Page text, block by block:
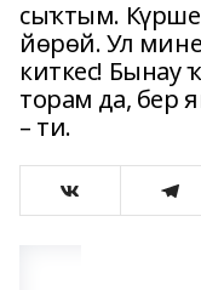
сыҡтым.
йөрөй. Ул
киткес! Бынау
торам да, бер
– ти.